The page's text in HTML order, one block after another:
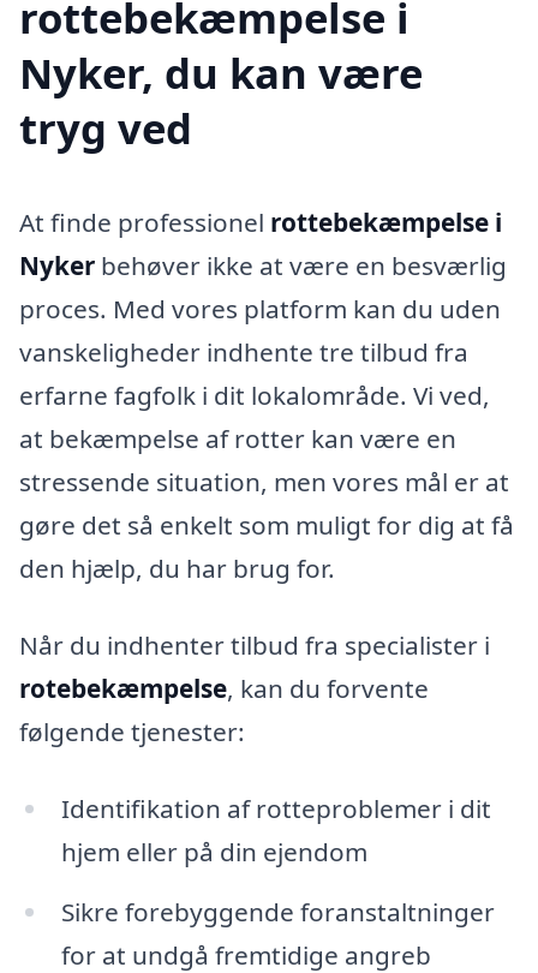
rottebekæmpelse i
Nyker, du kan være
tryg ved
At finde professionel rottebekæmpelse i
Nyker behøver ikke at være en besværlig
proces. Med vores platform kan du uden
vanskeligheder indhente tre tilbud fra
erfarne fagfolk i dit lokalområde. Vi ved,
at bekæmpelse af rotter kan være en
stressende situation, men vores mål er at
gøre det så enkelt som muligt for dig at få
den hjælp, du har brug for.
Når du indhenter tilbud fra specialister i
rotebekæmpelse, kan du forvente
følgende tjenester:
Identifikation af rotteproblemer i dit
hjem eller på din ejendom
Sikre forebyggende foranstaltninger
for at undgå fremtidige angreb